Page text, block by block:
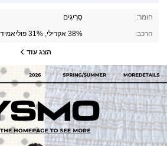
חומר: סְרִיגִים
הרכב: 38% אקרילי, 31% פוליאמיד, 31% פוליאסטר
הצג עוד